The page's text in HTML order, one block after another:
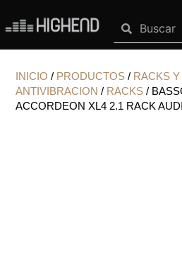
contenido
INICIO / PRODUCTOS / RACKS Y
ANTIVIBRACION / RACKS /
ACCORDEON XL4 2.1 RACK